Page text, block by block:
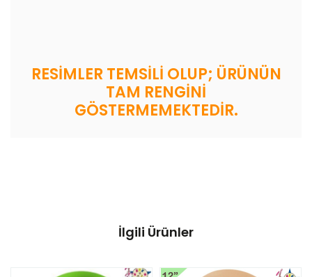
RESİMLER TEMSİLİ OLUP; ÜRÜNÜN
TAM RENGİNİ
GÖSTERMEMEKTEDİR.
İlgili Ürünler